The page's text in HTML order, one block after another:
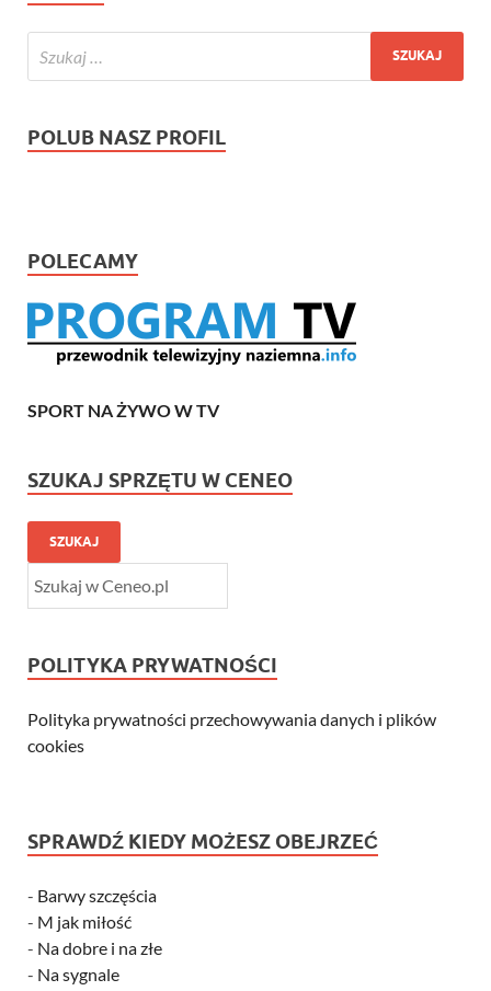
POLUB NASZ PROFIL
POLECAMY
SPORT NA ŻYWO W TV
SZUKAJ SPRZĘTU W CENEO
SZUKAJ
POLITYKA PRYWATNOŚCI
Polityka prywatności przechowywania danych i plików
cookies
SPRAWDŹ KIEDY MOŻESZ OBEJRZEĆ
- Barwy szczęścia
- M jak miłość
- Na dobre i na złe
- Na sygnale